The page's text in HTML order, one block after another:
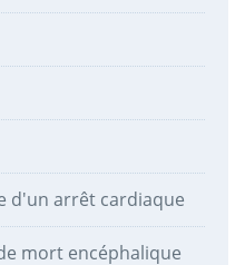
d'un arrêt cardiaque
mort encéphalique